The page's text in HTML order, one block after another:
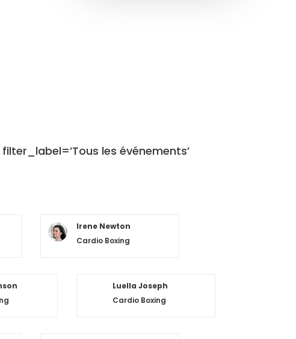
les événements’
Irene Newton
Cardio Boxing
Luella Joseph
Cardio Boxing